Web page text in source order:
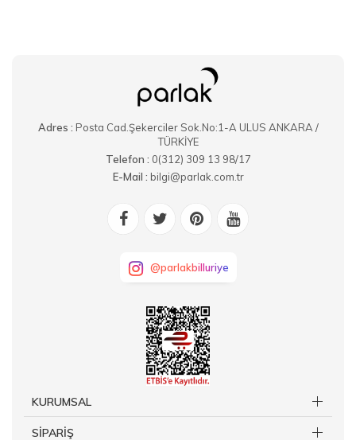
Adres : Posta Cad.Şekerciler Sok.No:1-A ULUS ANKARA /
TÜRKİYE
Telefon : 0(312) 309 13 98/17
E-Mail : bilgi@parlak.com.tr
@parlakbilluriye
KURUMSAL
SİPARİŞ